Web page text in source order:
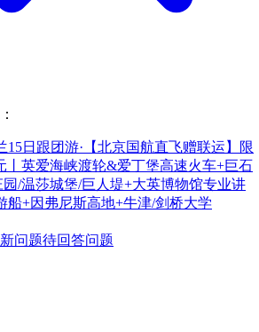
15日跟团游·【北京国航直飞赠联运】限
丨英爱海峡渡轮&爱丁堡高速火车+巨石
园/温莎城堡/巨人堤+大英博物馆专业讲
船+因弗尼斯高地+牛津/剑桥大学
问题待回答问题